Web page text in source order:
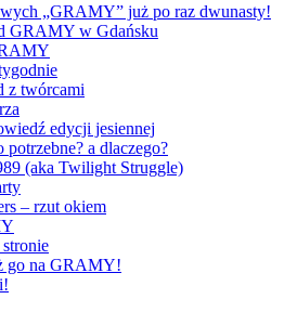
„GRAMY” już po raz dwunasty!
GRAMY w Gdańsku
z twórcami
edycji jesiennej
a dlaczego?
(aka Twilight Struggle)
– rzut okiem
go na GRAMY!